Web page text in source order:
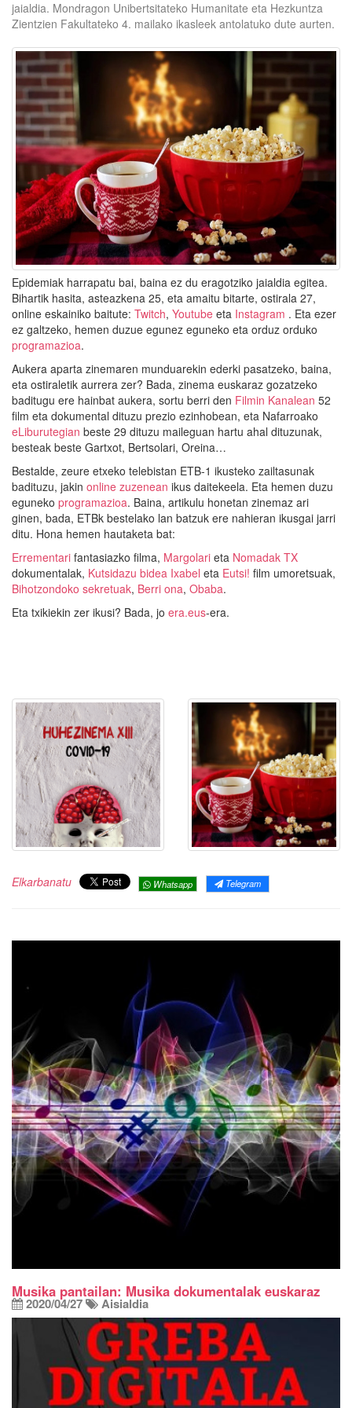
jaialdia. Mondragon Unibertsitateko Humanitate eta Hezkuntza
Zientzien Fakultateko 4. mailako ikasleek antolatuko dute aurten.
Epidemiak harrapatu bai, baina ez du eragotziko jaialdia egitea.
Bihartik hasita, asteazkena 25, eta amaitu bitarte, ostirala 27,
online eskainiko baitute: Twitch, Youtube eta Instagram . Eta ezer
ez galtzeko, hemen duzue egunez eguneko eta orduz orduko
programazioa.
Aukera aparta zinemaren munduarekin ederki pasatzeko, baina,
eta ostiraletik aurrera zer? Bada, zinema euskaraz gozatzeko
baditugu ere hainbat aukera, sortu berri den Filmin Kanalean 52
film eta dokumental dituzu prezio ezinhobean, eta Nafarroako
eLiburutegian beste 29 dituzu maileguan hartu ahal dituzunak,
besteak beste Gartxot, Bertsolari, Oreina…
Bestalde, zeure etxeko telebistan ETB-1 ikusteko zailtasunak
badituzu, jakin online zuzenean ikus daitekeela. Eta hemen duzu
eguneko programazioa. Baina, artikulu honetan zinemaz ari
ginen, bada, ETBk bestelako lan batzuk ere nahieran ikusgai jarri
ditu. Hona hemen hautaketa bat:
Errementari fantasiazko filma, Margolari eta Nomadak TX
dokumentalak, Kutsidazu bidea Ixabel eta Eutsi! film umoretsuak,
Bihotzondoko sekretuak, Berri ona, Obaba.
Eta txikiekin zer ikusi? Bada, jo era.eus-era.
Elkarbanatu Whatsapp Telegram
Musika pantailan: Musika dokumentalak euskaraz
2020/04/27 Aisialdia